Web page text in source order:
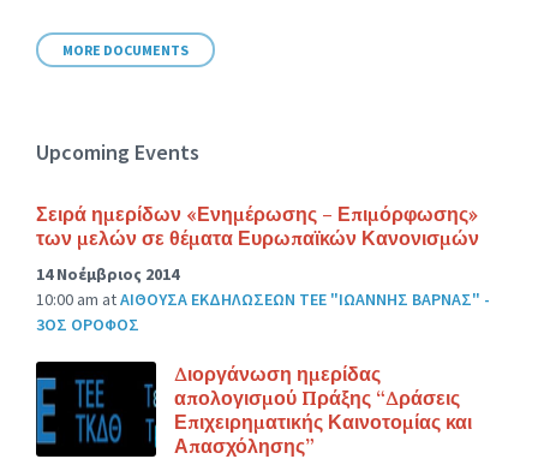
MORE DOCUMENTS
Upcoming Events
Σειρά ημερίδων «Ενημέρωσης – Επιμόρφωσης»
των μελών σε θέματα Ευρωπαϊκών Κανονισμών
14 Νοέμβριος 2014
10:00 am atΑΙΘΟΥΣΑ ΕΚΔΗΛΩΣΕΩΝ ΤΕΕ "ΙΩΑΝΝΗΣ ΒΑΡΝΑΣ" -
3ΟΣ ΟΡΟΦΟΣ
Διοργάνωση ημερίδας
απολογισμού Πράξης “Δράσεις
Επιχειρηματικής Καινοτομίας και
Απασχόλησης”